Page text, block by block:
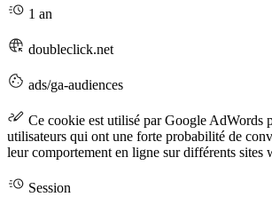
1 an
doubleclick.net
ads/ga-audiences
Ce cookie est utilisé par Google AdWords
utilisateurs qui ont une forte probabilité de
leur comportement en ligne sur différents sites
Session